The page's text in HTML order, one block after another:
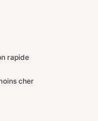
rapide
cher